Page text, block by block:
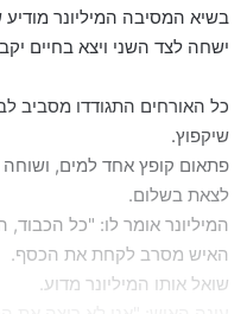
בשיא המסיבה המיליונר
ישחה לצד השני ויצא בחיים
כל האורחים התגודדו מסביב
שיקפוץ.
פתאום קופץ אחד למים,
לצאת בשלום.
המיליונר אומר לו: "כל
האיש מסרב לקחת את הכסף.
שואל אותו המיליונר מדוע.